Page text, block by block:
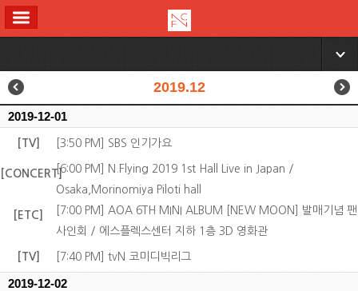
▼
2019.12
2019-12-01
[TV] [3:50 PM] SBS 인기가요
[CONCERT][6:00 PM] N.Flying 2019 1st Hall Live in Japan /
Osaka,Morinomiya Piloti hall
[ETC]
[7:00 PM] AOA 6TH MINI ALBUM [NEW MOON] 발매기념 팬
사인회 / 에스플렉스센터 지하 1층 3D 영화관
[TV] [7:40 PM] tvN 코미디빅리그
2019-12-02